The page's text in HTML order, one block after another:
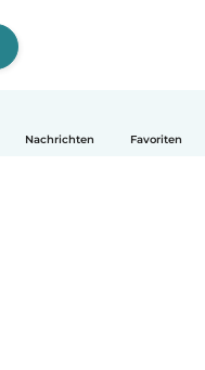
Nachrichten Favoriten